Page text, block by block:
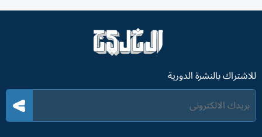
للاشتراك بالنشرة الدورية